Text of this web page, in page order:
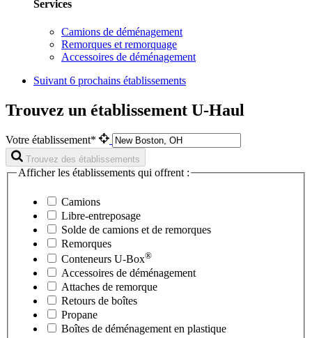
Services
Camions de déménagement
Remorques et remorquage
Accessoires de déménagement
Suivant 6 prochains établissements
Trouvez un établissement U-Haul
Votre établissement*
Trouvez des établissements
Afficher les établissements qui offrent :
Camions
Libre-entreposage
Solde de camions et de remorques
Remorques
Conteneurs U-Box®
Accessoires de déménagement
Attaches de remorque
Retours de boîtes
Propane
Boîtes de déménagement en plastique